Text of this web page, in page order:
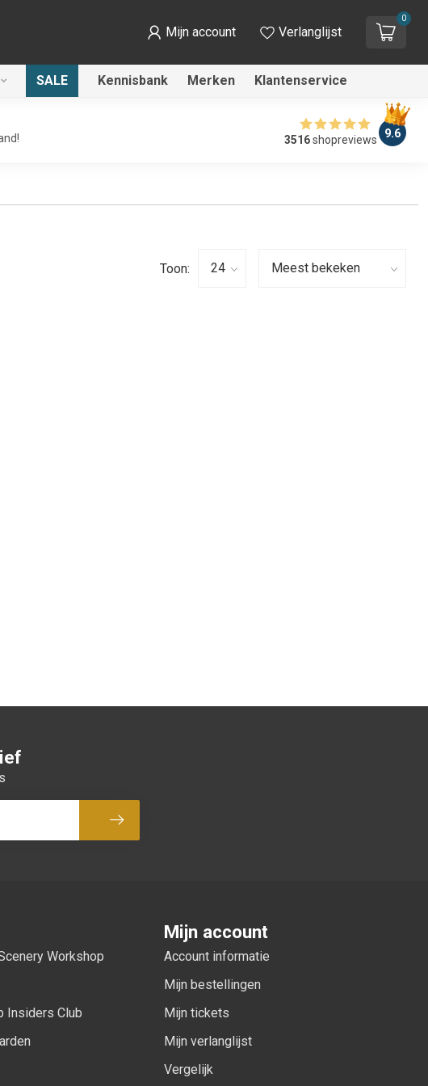
Mijn account Verlanglijst
0
SALE Kennisbank Merken Klantenservice
3516shopreviews 9.6
Toon:
Abonneer
Workshop
Insiders Club
Mijn account
Account informatie
Mijn bestellingen
Mijn tickets
Mijn verlanglijst
Vergelijk